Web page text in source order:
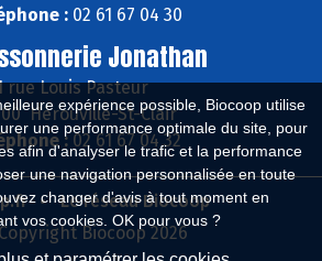
expérience possible, Biocoop utilise
une performance optimale du site, pour
afin d'analyser le trafic et la performance
une navigation personnalisée en toute
changer d'avis à tout moment en
vos cookies. OK pour vous ?
:02 61 67 04 30
Jonathan
rue Louis Pasteur
Hérouville-St-Clair
:02 61 67 04 32
Le réseau Biocoop
Biocoop 2026